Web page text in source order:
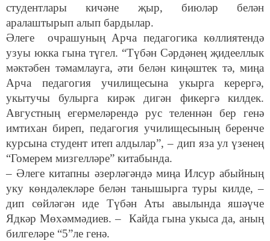
студентлары кичәне җыр, биюләр белән
аралаштырып алып бардылар.
Әлеге очрашуның Арча педагогика көллиятендә
узуы юкка гына түгел. “Түбән Сәрдәнең җидееллык
мәктәбен тәмамлауга, әти белән киңәштек тә, миңа
Арча педагогия училищесына укырга керергә,
укытучы булырга кирәк дигән фикергә килдек.
Августның егермеләрендә рус теленнән бер генә
имтихан биреп, педагогия училищесының беренче
курсына студент итеп алдылар”, – дип яза ул үзенең
“Гомерем мизгелләре” китабында.
– Әлеге китапны әзерләгәндә миңа Илсур абыйның
уку көндәлекләре белән танышырга туры килде, –
дип сөйләгән иде Түбән Аты авылында яшәүче
Ядкәр Мөхәммәдиев. – Кайда гына укыса да, аның
билгеләре “5”ле генә.